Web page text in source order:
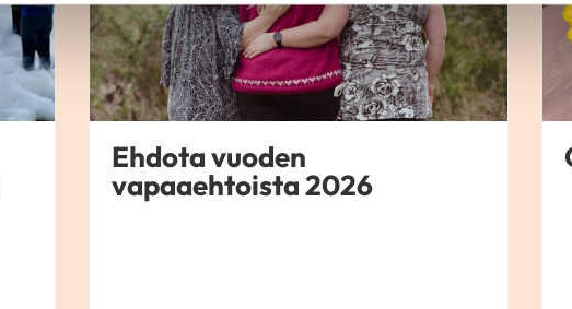
Ehdota vuoden
vapaaehtoista 2026